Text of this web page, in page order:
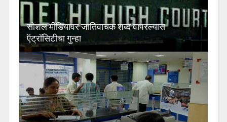
सोशल मीडियावर जातिवाचक शब्द वापरल्यास
ऍट्रॉसिटीचा गुन्हा